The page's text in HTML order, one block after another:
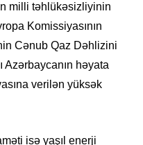
milli təhlükəsizliyinin
Komissiyasının
Cənub Qaz Dəhlizini
Azərbaycanın həyata
verilən yüksək
isə yaşıl enerji